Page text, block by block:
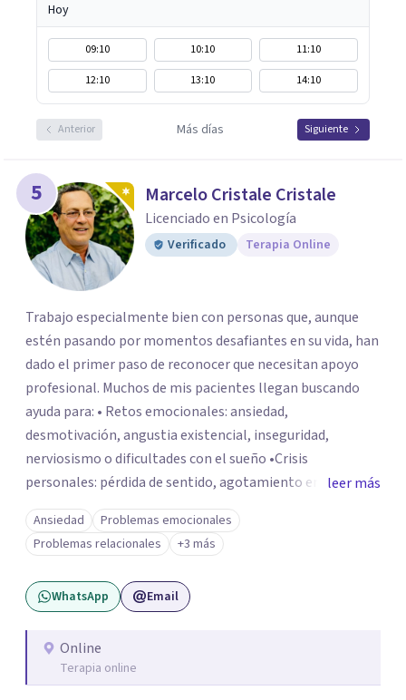
Hoy
09:10 10:10
11:10
12:10
13:10 14:10
Anterior Más días Siguiente
5 Marcelo Cristale Cristale
Licenciado en Psicología
Verificado Terapia Online
Trabajo especialmente bien con personas que, aunque
estén pasando por momentos desafiantes en su vida, han
dado el primer paso de reconocer que necesitan apoyo
profesional. Muchos de mis pacientes llegan buscando
ayuda para: • Retos emocionales: ansiedad,
desmotivación, angustia existencial, inseguridad,
nerviosismo o dificultades con el sueño •Crisis
personales: pérdida de sentido, agotamiento emocional
o dificultad para manejar transiciones vitales •Conflictos
relacionales: problemas de pareja, tensiones familiares,
desafíos laborales o dificultades en dinámicas sociales.
leer más
Ansiedad
Problemas emocionales
Problemas relacionales
+3 más
WhatsApp Email
Online
Terapia online